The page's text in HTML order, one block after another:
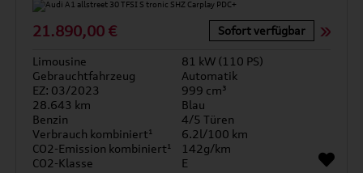
21.890,00 € Sofort verfügbar
Limousine
81 kW (110 PS)
Gebrauchtfahrzeug
Automatik
EZ: 03/2023
999 cm³
28.643 km
Blau
Benzin
4/5 Türen
Verbrauch kombiniert¹
6.2l/100 km
CO2-Emission kombiniert¹
142g/km
CO2-Klasse
E